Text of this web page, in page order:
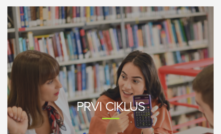
PRVICIKLUS